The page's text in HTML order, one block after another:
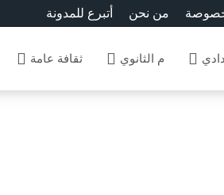
أتبرع للمدونة من نحن
م الثانوي ثقافة عامة